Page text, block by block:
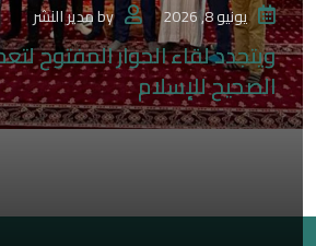
يونيو 8, 2026 byمدير النشر
ويتجدد لقاء الحوار المفتوح
الصحيح للإسلام